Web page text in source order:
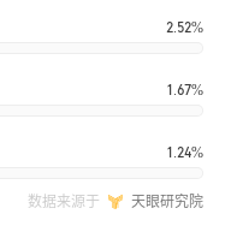
2.52%
1.67%
1.24%
数据来源于 天眼研究院